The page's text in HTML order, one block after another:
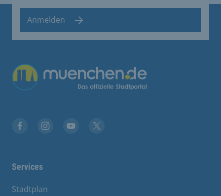
Anmelden
Übergreifende Links
Services
Stadtplan